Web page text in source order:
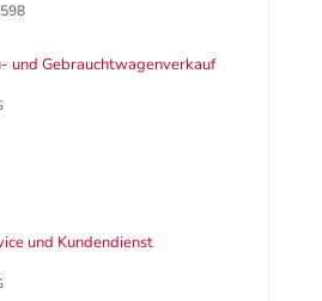
und Gebrauchtwagenverkauf
und Kundendienst